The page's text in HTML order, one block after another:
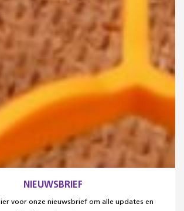
NIEUWSBRIEF
voor onze nieuwsbrief om alle updates en